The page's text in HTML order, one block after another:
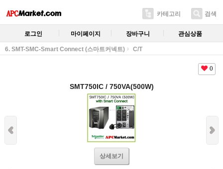
카테고리 검색
로그인 마이페이지 장바구니 관심상품
6. SMT-SMC-Smart Connect (스마트커넥트) C/T
0
SMT750IC / 750VA(500W)
상세보기